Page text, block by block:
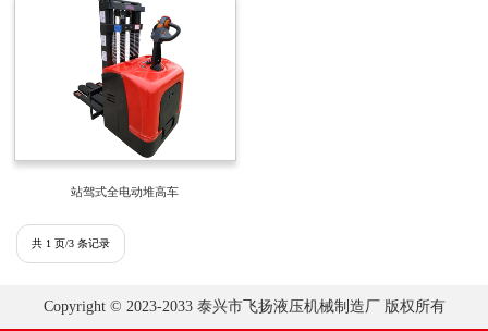
站驾式全电动堆高车
共 1 页/3 条记录
Copyright © 2023-2033 泰兴市飞扬液压机械制造厂 版权所有